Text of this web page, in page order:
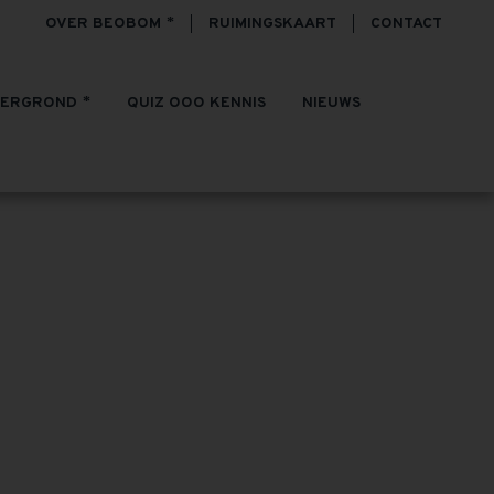
OVER BEOBOM RUIMINGSKAART CONTACT
QUIZ OOO KENNIS NIEUWS